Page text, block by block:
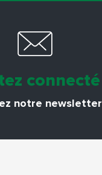
connecté
notre newsletter